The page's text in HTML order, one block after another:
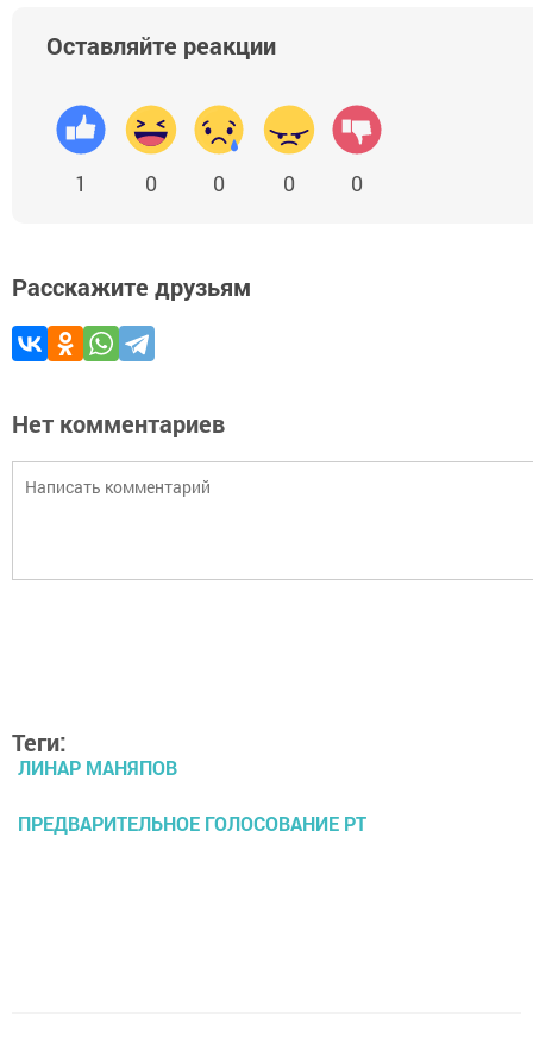
Оставляйте реакции
1 0 0 0 0
Расскажите друзьям
Нет комментариев
Теги:
ЛИНАР МАНЯПОВ
ПРЕДВАРИТЕЛЬНОЕ ГОЛОСОВАНИЕ РТ